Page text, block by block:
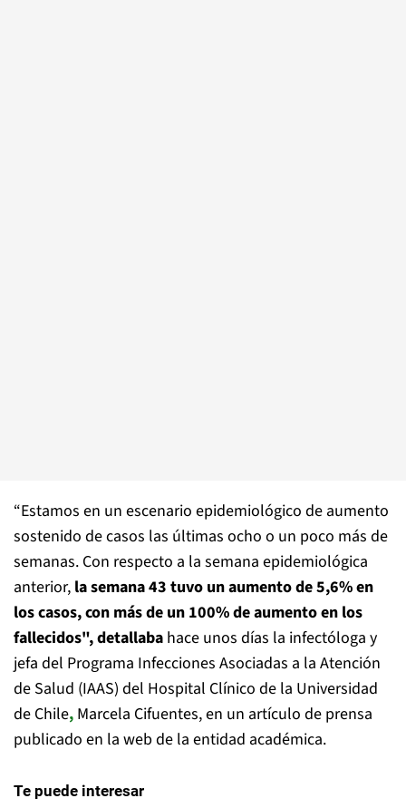
“Estamos en un escenario epidemiológico de aumento
sostenido de casos las últimas ocho o un poco más de
semanas. Con respecto a la semana epidemiológica
anterior, la semana 43 tuvo un aumento de 5,6% en
los casos, con más de un 100% de aumento en los
fallecidos", detallaba hace unos días la infectóloga y
jefa del Programa Infecciones Asociadas a la Atención
de Salud (IAAS) del Hospital Clínico de la Universidad
de Chile, Marcela Cifuentes, en un artículo de prensa
publicado en la web de la entidad académica.
Te puede interesar